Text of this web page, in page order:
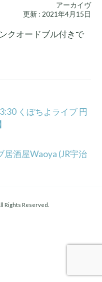
アーカイヴ
更新 : 2021年4月15日
クオードブル付きで
くぼちよライブ 円
酒屋Waoya (JR宇治
Rights Reserved.